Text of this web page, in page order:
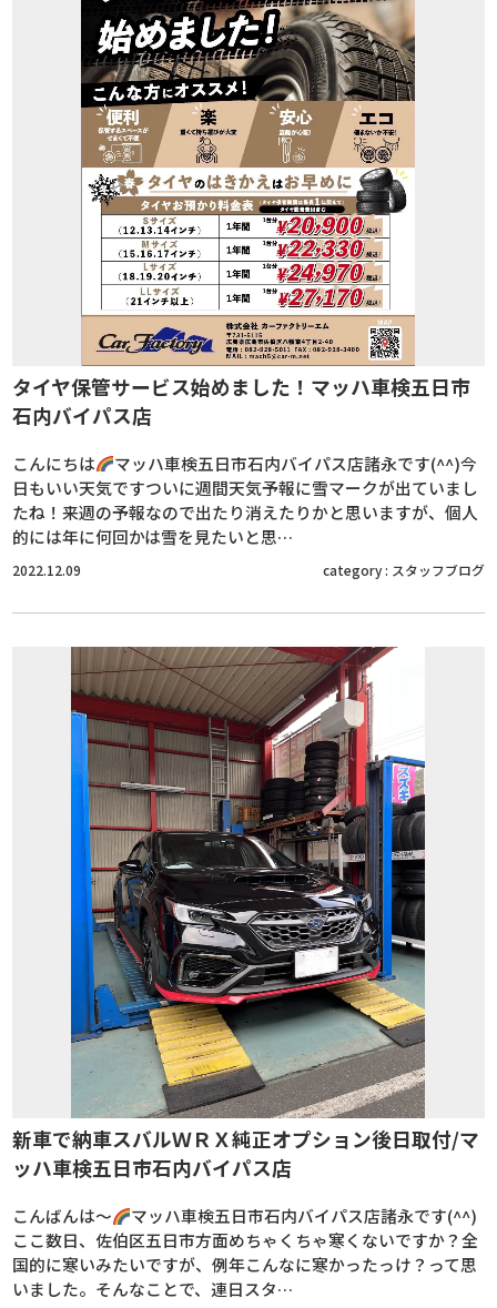
タイヤ保管サービス始めました！マッハ車検五日市
石内バイパス店
こんにちは
マッハ車検五日市石内バイパス店諸永です(^^)今
日もいい天気ですついに週間天気予報に雪マークが出ていまし
たね！来週の予報なので出たり消えたりかと思いますが、個人
的には年に何回かは雪を見たいと思…
2022.12.09 category : スタッフブログ
新車で納車スバルＷＲＸ純正オプション後日取付/マ
ッハ車検五日市石内バイパス店
こんばんは～
マッハ車検五日市石内バイパス店諸永です(^^)
ここ数日、佐伯区五日市方面めちゃくちゃ寒くないですか？全
国的に寒いみたいですが、例年こんなに寒かったっけ？って思
いました。そんなことで、連日スタ…